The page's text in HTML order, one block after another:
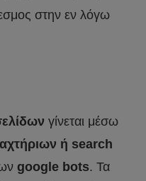
στην εν λόγω
γίνεται μέσω
ή search
google bots. Τα